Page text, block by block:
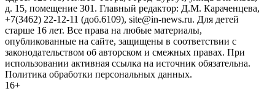
д. 15, помещение 301. Главный редактор: Д.М. Караченцева,
+7(3462) 22-12-11 (доб.6109), site@in-news.ru. Для детей
старше 16 лет. Все права на любые материалы,
опубликованные на сайте, защищены в соответствии с
законодательством об авторском и смежных правах. При
использовании активная ссылка на источник обязательна.
Политика обработки персональных данных.
16+